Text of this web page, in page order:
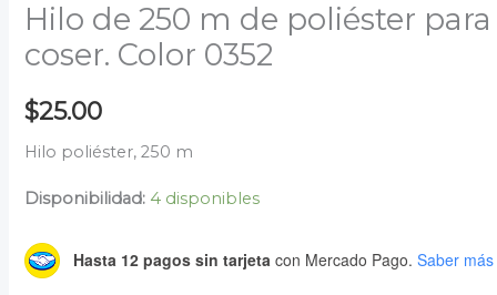
Hilo de 250 m de poliéster para
coser. Color 0352
$25.00
Hilo poliéster, 250 m
Disponibilidad: 4 disponibles
Hasta 12 pagos sin tarjeta con Mercado Pago. Saber más